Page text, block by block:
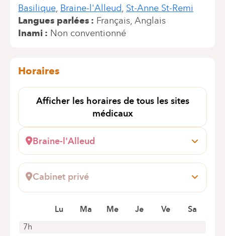
Basilique Braine-l'Alleud St-Anne St-Remi
Langues parlées
Français Anglais
Inami
Non conventionné
Horaires
Afficher les horaires de tous les sites
médicaux
Braine-l'Alleud
Wayez, 35
1420 Braine l'Alleud
+32 2 434 92 39
Rendez-vous uniquement par téléphone
Cabinet privé
AV DE BASINGSTOKE 35
7h
Lu Ma Me Je Ve Sa